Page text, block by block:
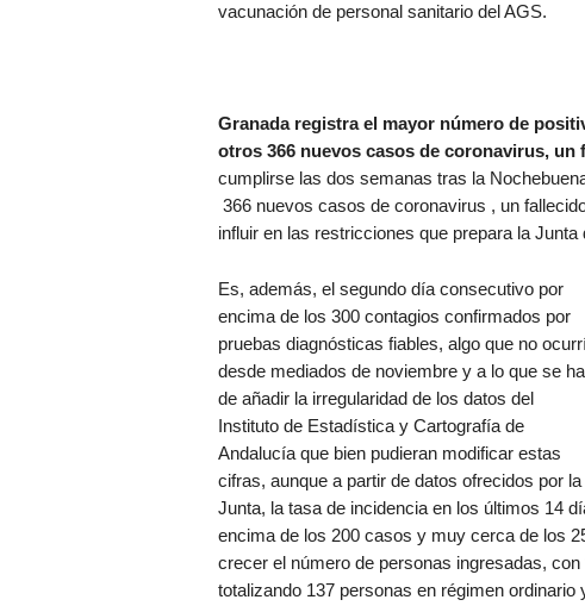
vacunación de personal sanitario del AGS.
Granada registra el mayor número de
otros 366 nuevos casos de coronavirus,
cumplirse las dos semanas tras la
366 nuevos casos de coronavirus , un
influir en las restricciones que prepara la Junta
Es, además, el segundo día consecutivo por
encima de los 300 contagios confirmados por
pruebas diagnósticas fiables, algo que no
desde mediados de noviembre y a lo que se ha
de añadir la irregularidad de los datos del
Instituto de Estadística y Cartografía de
Andalucía que bien pudieran modificar estas
cifras, aunque a partir de datos ofrecidos por la
Junta, la tasa de incidencia en los últimos 14
encima de los 200 casos y muy cerca de los
crecer el número de personas ingresadas,
totalizando 137 personas en régimen